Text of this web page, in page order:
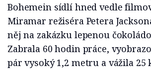
Bohemein sídlí hned vedle
Miramar režiséra Petera
něj na zakázku lepenou
Zabrala 60 hodin práce,
pár vysoký 1,2 metru a vážila 25